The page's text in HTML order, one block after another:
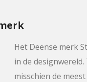
Het Deense merk
in de
misschien de